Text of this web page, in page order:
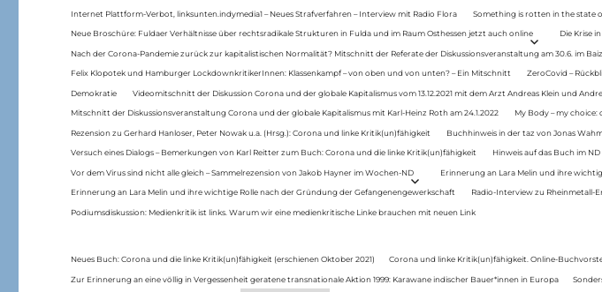
Internet Plattform-Verbot, linksunten.indymedia1 – Neues Strafverfahren – Interview mit Radio Flora Something is rotten in the state
Neue Broschüre: Fuldaer Verhältnisse über rechtsradikale Strukturen in Fulda und im Raum Osthessen jetzt auch online Die Krise
Nach der Corona-Pandemie zurück zur kapitalistischen Normalität? Mitschnitt der Referate der Diskussionsveranstaltung am 30.6. im
Felix Klopotek und Hamburger LockdownkritikerInnen: Klassenkampf – von oben und von unten? – Ein Mitschnitt ZeroCovid –
Demokratie Videomitschnitt der Diskussion Corona und der globale Kapitalismus vom 13.12.2021 mit dem Arzt Andreas Klein und
Mitschnitt der Diskussionsveranstaltung Corona und der globale Kapitalismus mit Karl-Heinz Roth am 24.1.2022 My Body – my
Rezension zu Gerhard Hanloser, Peter Nowak u.a. (Hrsg.): Corona und linke Kritik(un)fähigkeit Buchhinweis in der taz von Jonas
Versuch eines Dialogs – Bemerkungen von Karl Reitter zum Buch: Corona und die linke Kritik(un)fähigkeit Hinweis auf das Buch im
Vor dem Virus sind nicht alle gleich – Sammelrezension von Jakob Hayner im Wochen-ND Erinnerung an Lara Melin und ihre
Erinnerung an Lara Melin und ihre wichtige Rolle nach der Gründung der Gefangenengewerkschaft Radio-Interview zu Rheinmetall-
Podiumsdiskussion: Medienkritik ist links. Warum wir eine medienkritische Linke brauchen mit neuen Link
Neues Buch: Corona und die linke Kritik(un)fähigkeit (erschienen Oktober 2021) Corona und linke Kritik(un)fähigkeit. Online-
Zur Erinnerung an eine völlig in Vergessenheit geratene transnationale Aktion 1999: Karawane indischer Bauer*innen in Europa